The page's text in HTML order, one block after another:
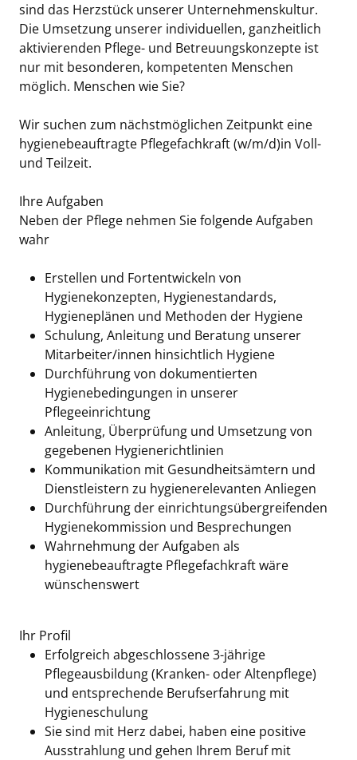
sind das Herzstück unserer Unternehmenskultur.
Die Umsetzung unserer individuellen, ganzheitlich
aktivierenden Pflege- und Betreuungskonzepte ist
nur mit besonderen, kompetenten Menschen
möglich. Menschen wie Sie?
Wir suchen zum nächstmöglichen Zeitpunkt eine
hygienebeauftragte Pflegefachkraft (w/m/d)in Voll-
und Teilzeit.
Ihre Aufgaben
Neben der Pflege nehmen Sie folgende Aufgaben
wahr
Erstellen und Fortentwickeln von
Hygienekonzepten, Hygienestandards,
Hygieneplänen und Methoden der Hygiene
Schulung, Anleitung und Beratung unserer
Mitarbeiter/innen hinsichtlich Hygiene
Durchführung von dokumentierten
Hygienebedingungen in unserer
Pflegeeinrichtung
Anleitung, Überprüfung und Umsetzung von
gegebenen Hygienerichtlinien
Kommunikation mit Gesundheitsämtern und
Dienstleistern zu hygienerelevanten Anliegen
Durchführung der einrichtungsübergreifenden
Hygienekommission und Besprechungen
Wahrnehmung der Aufgaben als
hygienebeauftragte Pflegefachkraft wäre
wünschenswert
Ihr Profil
Erfolgreich abgeschlossene 3-jährige
Pflegeausbildung (Kranken- oder Altenpflege)
und entsprechende Berufserfahrung mit
Hygieneschulung
Sie sind mit Herz dabei, haben eine positive
Ausstrahlung und gehen Ihrem Beruf mit